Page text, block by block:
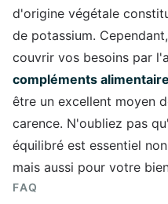
d'origine végétale
de potassium.
couvrir vos besoins par
compléments
être un excellent moyen
carence. N'oubliez pas
équilibré est essentiel
mais aussi pour votre
FAQ